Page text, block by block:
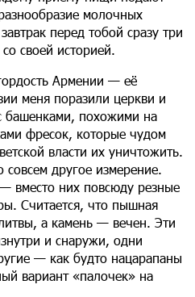
молочных
перед тобой сразу три
своей историей.
Армении — её
меня поразили церкви и
башенками, похожими на
фресок, которые чудом
власти их уничтожить.
другое измерение.
вместо них повсюду резные
Считается, что пышная
а камень — вечен. Эти
и снаружи, одни
— как будто нацарапаны
вариант «палочек» на